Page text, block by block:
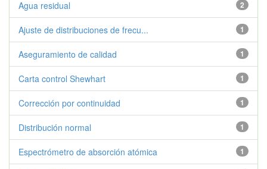
2
Agua residual
1
Ajuste de distribuciones de frecu...
1
Aseguramiento de calidad
1
Carta control Shewhart
1
Corrección por continuidad
1
Distribución normal
1
Espectrómetro de absorción atómica